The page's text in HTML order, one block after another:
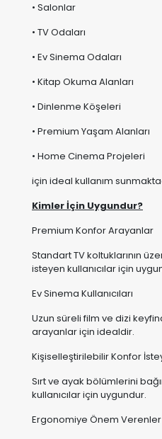
• Salonlar
• TV Odaları
• Ev Sinema Odaları
• Kitap Okuma Alanları
• Dinlenme Köşeleri
• Premium Yaşam Alanları
• Home Cinema Projeleri
için ideal kullanım
Kimler İçin Uygundur?
Premium Konfor Arayanlar
Standart TV koltuklarının
isteyen kullanıcılar için
Ev Sinema Kullanıcıları
Uzun süreli film ve dizi
arayanlar için idealdir.
Kişiselleştirilebilir Konfor
Sırt ve ayak bölümlerini
kullanıcılar için uygundur.
Ergonomiye Önem Verenler